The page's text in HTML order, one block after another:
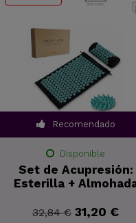
Recomendado
Disponible
Set de Acupresión:
Esterilla +
32,84 € 31,20 €